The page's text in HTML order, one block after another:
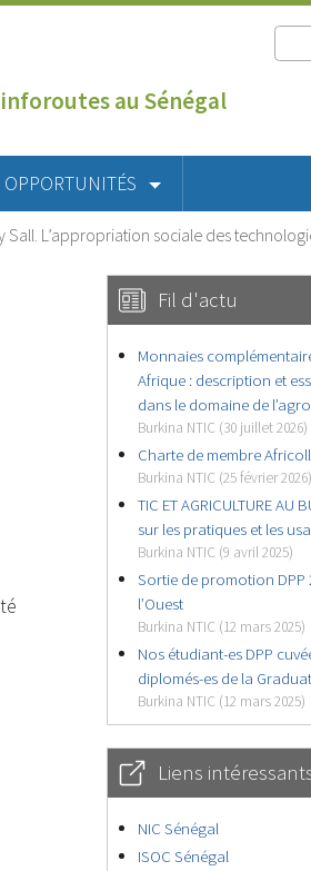
au Sénégal
OPPORTUNITÉS
Sall. L’appropriation sociale des
Fil d'actu
Monnaies
Afrique : description et
dans le domaine de
Burkina NTIC (30 juillet 2026)
Charte de membre
Burkina NTIC (25 février 2026)
TIC ET AGRICULTURE AU
sur les pratiques et les
Burkina NTIC (9 avril 2025)
Sortie de promotion DPP
l’Ouest
Burkina NTIC (12 mars 2025)
Nos étudiant-es DPP
diplomés-es de la
Burkina NTIC (12 mars 2025)
Liens
NIC Sénégal
ISOC Sénégal